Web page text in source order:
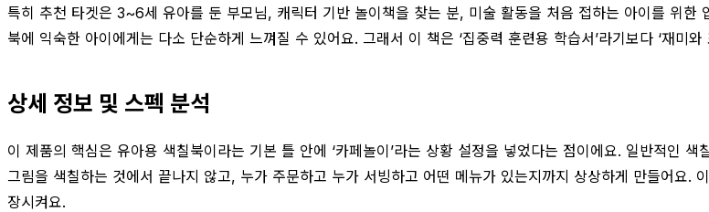
특히 추천 타겟은 3~6세 유아를 둔 부모님, 캐릭터 기반 놀이책을 찾는 분, 미술 활동을 처음 접하는 아이를 위
북에 익숙한 아이에게는 다소 단순하게 느껴질 수 있어요. 그래서 이 책은 ‘집중력 훈련용 학습서’라기보다 ‘재미
상세 정보 및 스펙 분석
이 제품의 핵심은 유아용 색칠북이라는 기본 틀 안에 ‘카페놀이’라는 상황 설정을 넣었다는 점이에요. 일반적인
그림을 색칠하는 것에서 끝나지 않고, 누가 주문하고 누가 서빙하고 어떤 메뉴가 있는지까지 상상하게 만들어요.
장시켜요.